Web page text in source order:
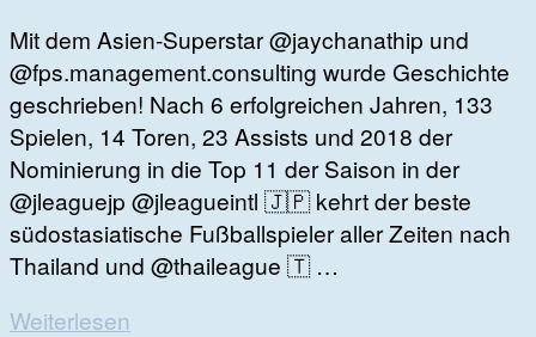
Mit dem Asien-Superstar @jaychanathip und
@fps.management.consulting wurde Geschichte
geschrieben! Nach 6 erfolgreichen Jahren, 133
Spielen, 14 Toren, 23 Assists und 2018 der
Nominierung in die Top 11 der Saison in der
@jleaguejp @jleagueintl 🇯🇵 kehrt der beste
südostasiatische Fußballspieler aller Zeiten nach
Thailand und @thaileague 🇹 …
Weiterlesen